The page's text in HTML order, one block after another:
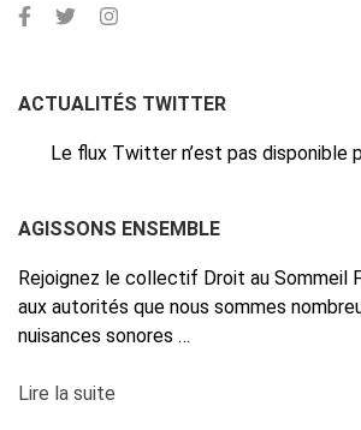
ACTUALITÉS TWITTER
Le flux Twitter n’est pas disponible
AGISSONS ENSEMBLE
Rejoignez le collectif Droit au Sommeil
aux autorités que nous sommes
nuisances sonores …
Lire la suite